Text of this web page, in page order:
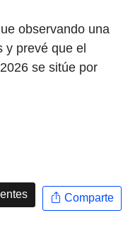
observando una
y prevé que el
se sitúe por
Comparte